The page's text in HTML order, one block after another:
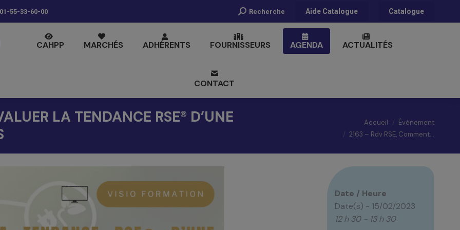
01-55-33-60-00
Recherche
Recherche Aide Catalogue Catalogue
CAHPP MARCHÉS ADHÉRENTS FOURNISSEURS AGENDA ACTUALITÉS
CONTACT
LA TENDANCE RSE® D’UNE
Accueil
Évènement
2163 – Rdv RSE, Comment…
Date / Heure
Date(s) - 15/02/2023
12 h 30 - 13 h 30